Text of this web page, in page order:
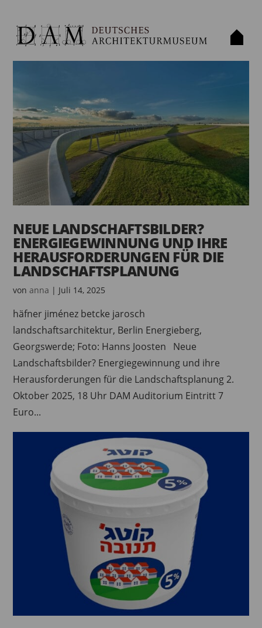
NEUE LANDSCHAFTSBILDER?
ENERGIEGEWINNUNG UND IHRE
HERAUSFORDERUNGEN FÜR DIE
LANDSCHAFTSPLANUNG
vonanna | Juli 14, 2025
häfner jiménez betcke jarosch
landschaftsarchitektur, Berlin Energieberg,
Georgswerde; Foto: Hanns Joosten Neue
Landschaftsbilder? Energiegewinnung und ihre
Herausforderungen für die Landschaftsplanung 2.
Oktober 2025, 18 Uhr DAM Auditorium Eintritt 7
Euro...